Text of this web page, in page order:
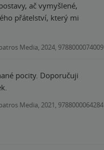
ač vymyšlené,
přátelství, který mi
Media, 2024, 9788000074009
pocity. Doporučuji
Media, 2021, 9788000064284